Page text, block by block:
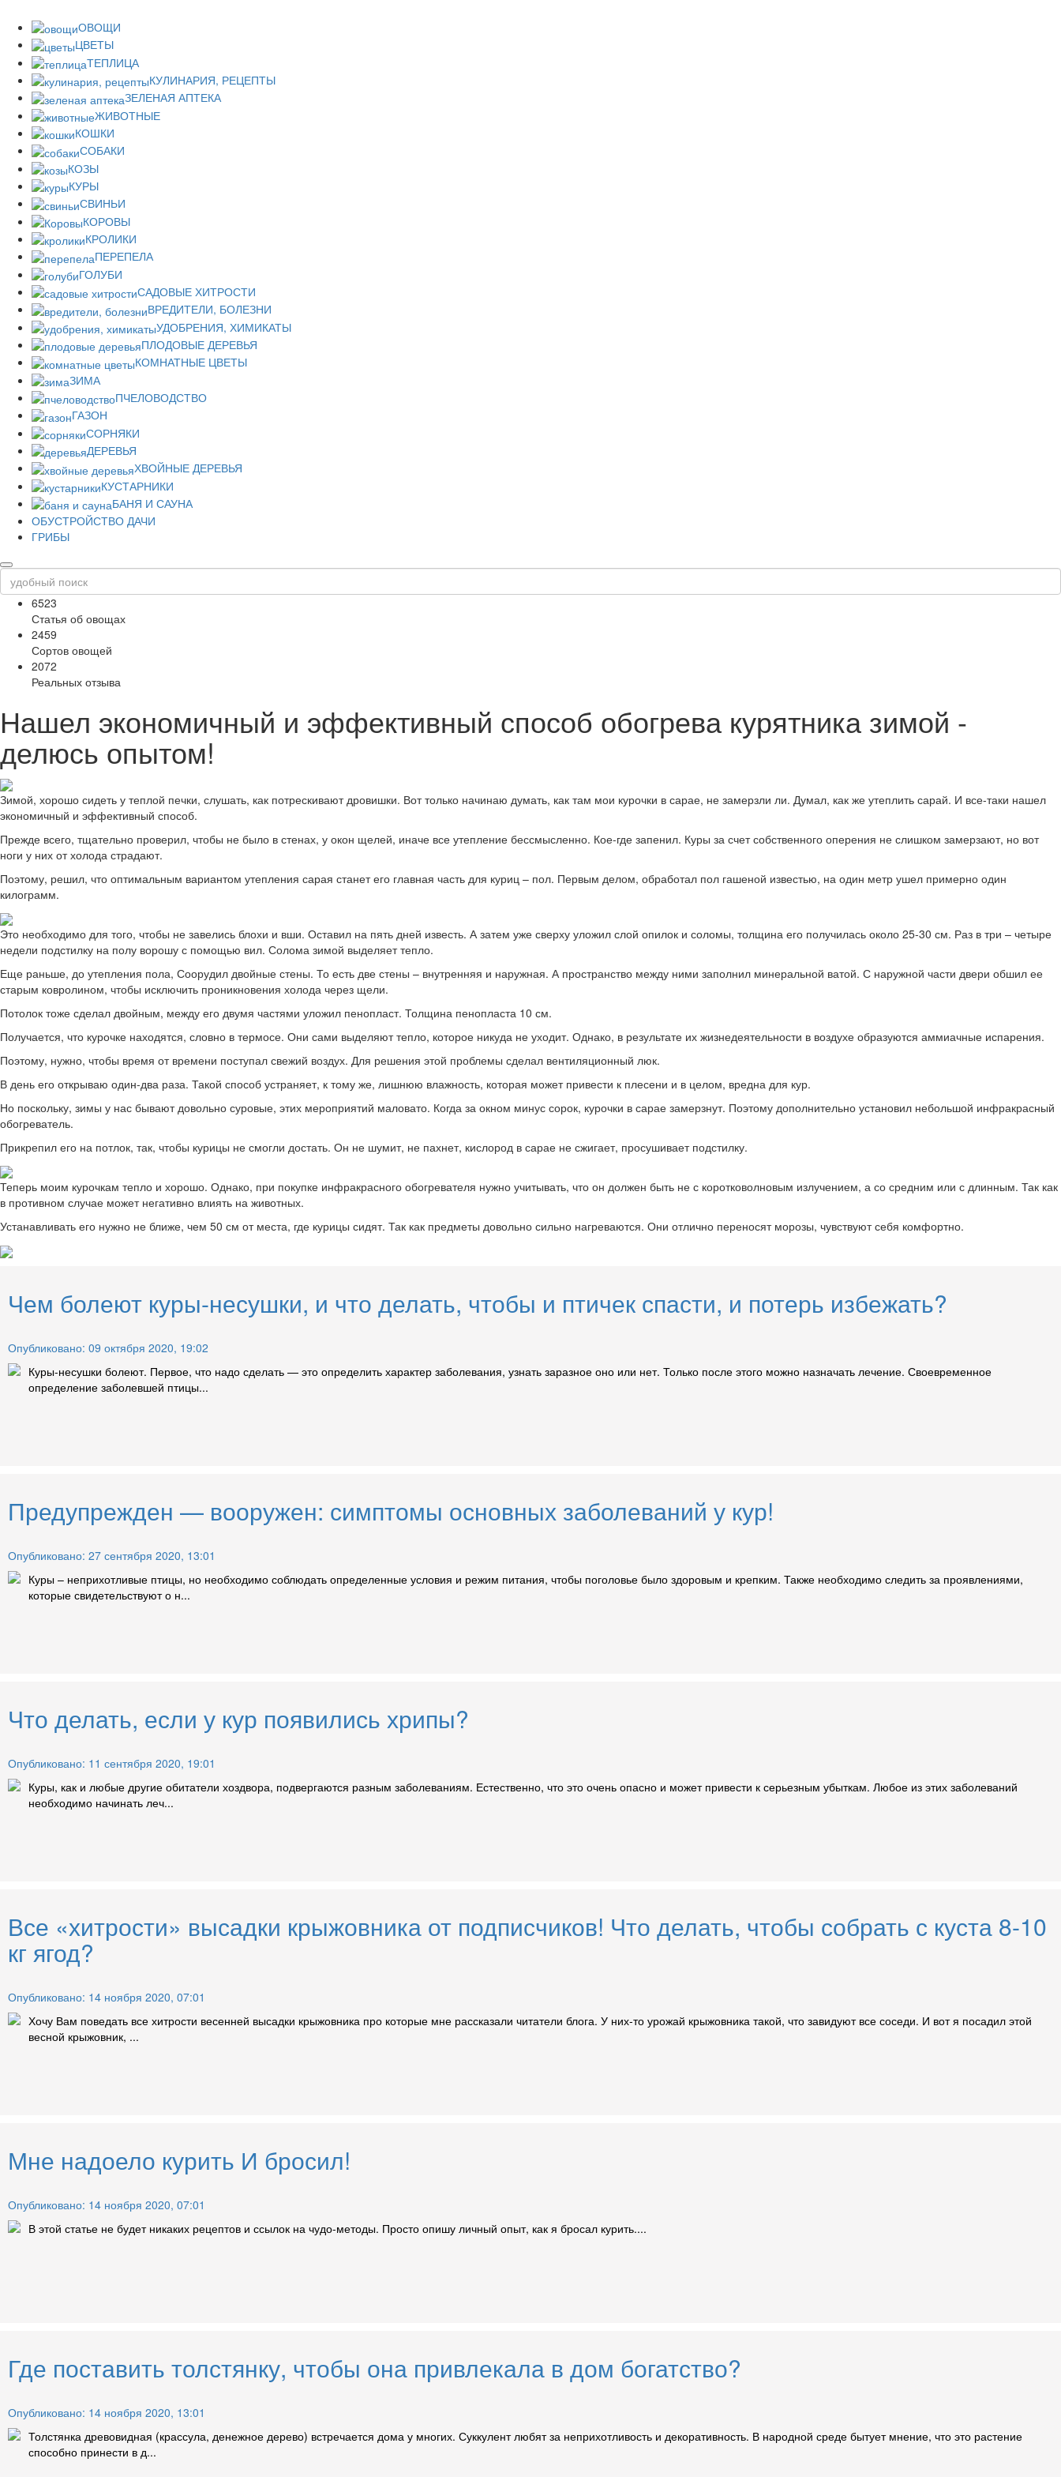
ОВОЩИ
ЦВЕТЫ
ТЕПЛИЦА
КУЛИНАРИЯ, РЕЦЕПТЫ
ЗЕЛЕНАЯ АПТЕКА
ЖИВОТНЫЕ
КОШКИ
СОБАКИ
КОЗЫ
КУРЫ
СВИНЬИ
КОРОВЫ
КРОЛИКИ
ПЕРЕПЕЛА
ГОЛУБИ
САДОВЫЕ ХИТРОСТИ
ВРЕДИТЕЛИ, БОЛЕЗНИ
УДОБРЕНИЯ, ХИМИКАТЫ
ПЛОДОВЫЕ ДЕРЕВЬЯ
КОМНАТНЫЕ ЦВЕТЫ
ЗИМА
ПЧЕЛОВОДСТВО
ГАЗОН
СОРНЯКИ
ДЕРЕВЬЯ
ХВОЙНЫЕ ДЕРЕВЬЯ
КУСТАРНИКИ
БАНЯ И САУНА
ОБУСТРОЙСТВО ДАЧИ
ГРИБЫ
6523
Статья об овощах
2459
Сортов овощей
2072
Реальных отзыва
Нашел экономичный и эффективный способ обогрева курятника зимой -
делюсь опытом!
Зимой, хорошо сидеть у теплой печки, слушать, как потрескивают дровишки. Вот только начинаю думать, как там мои курочки в сарае, не замерзли ли. Думал, как же утеплить сарай. И все-таки нашел
экономичный и эффективный способ.
Прежде всего, тщательно проверил, чтобы не было в стенах, у окон щелей, иначе все утепление бессмысленно. Кое-где запенил. Куры за счет собственного оперения не слишком замерзают, но вот
ноги у них от холода страдают.
Поэтому, решил, что оптимальным вариантом утепления сарая станет его главная часть для куриц – пол. Первым делом, обработал пол гашеной известью, на один метр ушел примерно один
килограмм.
Это необходимо для того, чтобы не завелись блохи и вши. Оставил на пять дней известь. А затем уже сверху уложил слой опилок и соломы, толщина его получилась около 25-30 см. Раз в три – четыре
недели подстилку на полу ворошу с помощью вил. Солома зимой выделяет тепло.
Еще раньше, до утепления пола, Соорудил двойные стены. То есть две стены – внутренняя и наружная. А пространство между ними заполнил минеральной ватой. С наружной части двери обшил ее
старым ковролином, чтобы исключить проникновения холода через щели.
Потолок тоже сделал двойным, между его двумя частями уложил пенопласт. Толщина пенопласта 10 см.
Получается, что курочке находятся, словно в термосе. Они сами выделяют тепло, которое никуда не уходит. Однако, в результате их жизнедеятельности в воздухе образуются аммиачные испарения.
Поэтому, нужно, чтобы время от времени поступал свежий воздух. Для решения этой проблемы сделал вентиляционный люк.
В день его открываю один-два раза. Такой способ устраняет, к тому же, лишнюю влажность, которая может привести к плесени и в целом, вредна для кур.
Но поскольку, зимы у нас бывают довольно суровые, этих мероприятий маловато. Когда за окном минус сорок, курочки в сарае замерзнут. Поэтому дополнительно установил небольшой инфракрасный
обогреватель.
Прикрепил его на потлок, так, чтобы курицы не смогли достать. Он не шумит, не пахнет, кислород в сарае не сжигает, просушивает подстилку.
Теперь моим курочкам тепло и хорошо. Однако, при покупке инфракрасного обогревателя нужно учитывать, что он должен быть не с коротковолновым излучением, а со средним или с длинным. Так как
в противном случае может негативно влиять на животных.
Устанавливать его нужно не ближе, чем 50 см от места, где курицы сидят. Так как предметы довольно сильно нагреваются. Они отлично переносят морозы, чувствуют себя комфортно.
Чем болеют куры-несушки, и что делать, чтобы и птичек спасти, и потерь избежать?
Опубликовано: 09 октября 2020, 19:02
Куры-несушки болеют. Первое, что надо сделать — это определить характер заболевания, узнать заразное оно или нет. Только после этого можно назначать лечение. Своевременное
определение заболевшей птицы...
Предупрежден — вооружен: симптомы основных заболеваний у кур!
Опубликовано: 27 сентября 2020, 13:01
Куры – неприхотливые птицы, но необходимо соблюдать определенные условия и режим питания, чтобы поголовье было здоровым и крепким. Также необходимо следить за проявлениями,
которые свидетельствуют о н...
Что делать, если у кур появились хрипы?
Опубликовано: 11 сентября 2020, 19:01
Куры, как и любые другие обитатели хоздвора, подвергаются разным заболеваниям. Естественно, что это очень опасно и может привести к серьезным убыткам. Любое из этих заболеваний
необходимо начинать леч...
Все «хитрости» высадки крыжовника от подписчиков! Что делать, чтобы собрать с куста 8-10
кг ягод?
Опубликовано: 14 ноября 2020, 07:01
Хочу Вам поведать все хитрости весенней высадки крыжовника про которые мне рассказали читатели блога. У них-то урожай крыжовника такой, что завидуют все соседи. И вот я посадил этой
весной крыжовник, ...
Мне надоело курить И бросил!
Опубликовано: 14 ноября 2020, 07:01
В этой статье не будет никаких рецептов и ссылок на чудо-методы. Просто опишу личный опыт, как я бросал курить....
Где поставить толстянку, чтобы она привлекала в дом богатство?
Опубликовано: 14 ноября 2020, 13:01
Толстянка древовидная (крассула, денежное дерево) встречается дома у многих. Суккулент любят за неприхотливость и декоративность. В народной среде бытует мнение, что это растение
способно принести в д...